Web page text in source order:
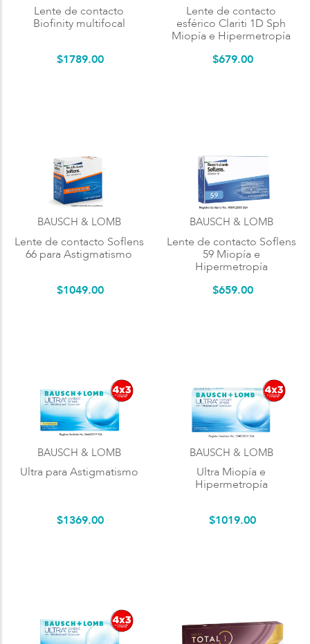
Lente de contacto
Biofinity multifocal
$1789.00
Lente de contacto
esférico Clariti 1D Sph
Miopía e Hipermetropía
$679.00
BAUSCH & LOMB
Lente de contacto Soflens
66 para Astigmatismo
$1049.00
BAUSCH & LOMB
Lente de contacto Soflens
59 Miopía e
Hipermetropía
$659.00
BAUSCH & LOMB
Ultra para Astigmatismo
$1369.00
BAUSCH & LOMB
Ultra Miopía e
Hipermetropía
$1019.00